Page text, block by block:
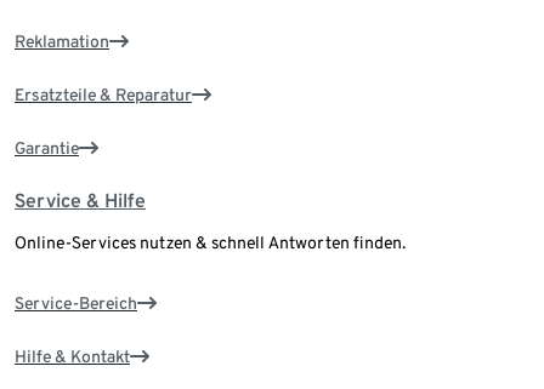
Reklamation
Ersatzteile & Reparatur
Garantie
Service & Hilfe
Online-Services nutzen & schnell Antworten finden.
Service-Bereich
Hilfe & Kontakt